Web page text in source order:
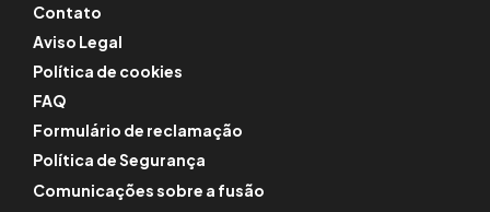
Contato
Aviso Legal
Política de cookies
FAQ
Formulário de reclamação
Política de Segurança
Comunicações sobre a fusão